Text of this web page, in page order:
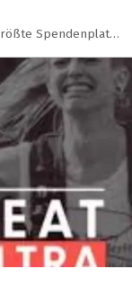
Deutschlands größte Spendenplattform